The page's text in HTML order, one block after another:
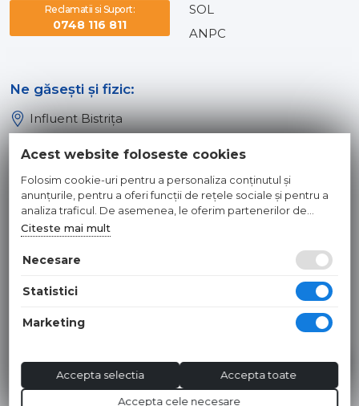
Reclamatii si Suport:
0748 116 811
SOL
ANPC
Ne găsești și fizic:
Influent Bistrița
Influent Dej
© 2026 INFLUENT SRL
Toate preturile sunt exprimate in lei si includ tva. Ofertele sunt
Hosted byNameBox
Acest website foloseste cookies
Folosim cookie-uri pentru a personaliza conținutul și
anunțurile, pentru a oferi funcții de rețele sociale și pentru a
analiza traficul. De asemenea, le oferim partenerilor de
rețele sociale, de publicitate și de analize informații cu privire
la modul în care folosiți site-ul nostru. Aceștia le pot combina
cu alte informații oferite de dvs. sau culese în urma folosirii
Citeste mai mult
Necesare
Statistici
Marketing
Accepta cele necesare
Accepta selectia Accepta toate